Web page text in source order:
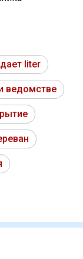
liter
ведомстве